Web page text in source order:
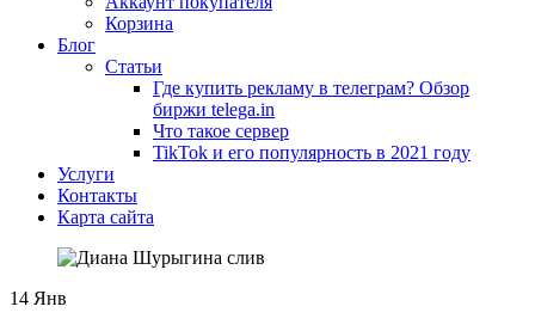
Корзина
Блог
Статьи
Где купить рекламу в телеграм? Обзор
биржи telega.in
Что такое сервер
TikTok и его популярность в 2021 году
Услуги
Контакты
Карта сайта
14 Янв